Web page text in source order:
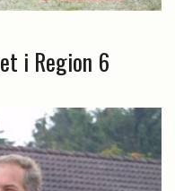
i Region 6